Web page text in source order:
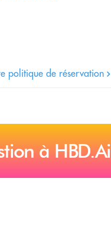
politique de réservation
à HBD.Ai